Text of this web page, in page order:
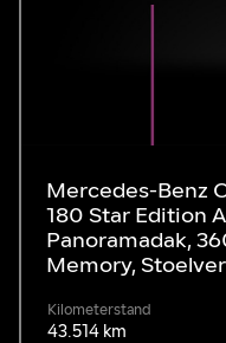
Mercedes-Benz
180 Star Edition
Panoramadak,
Memory,
Kilometerstand
43.514 km